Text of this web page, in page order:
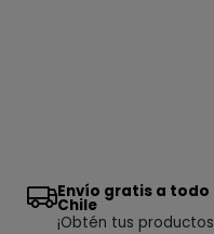
Envío gratis a todo
Chile
¡Obtén tus productos